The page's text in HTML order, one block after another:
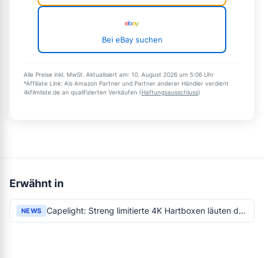
Bei eBay suchen
Alle Preise inkl. MwSt. Aktualisiert am: 10. August 2026 um 5:06 Uhr
*Affiliate Link: Als Amazon Partner und Partner anderer Händler verdient
4kfilmliste.de an qualifizierten Verkäufen (Haftungsausschluss)
Erwähnt in
NEWS Capelight: Streng limitierte 4K Hartboxen läuten den Frühling 2026 ein